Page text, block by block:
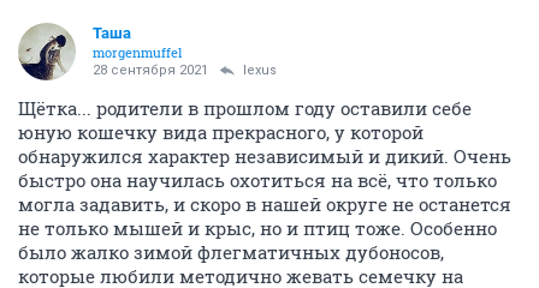
Таша
morgenmuffel
28 сентября 2021 lexus
Щётка... родители в прошлом году оставили себе
юную кошечку вида прекрасного, у которой
обнаружился характер независимый и дикий. Очень
быстро она научилась охотиться на всё, что только
могла задавить, и скоро в нашей округе не останется
не только мышей и крыс, но и птиц тоже. Особенно
было жалко зимой флегматичных дубоносов,
которые любили методично жевать семечку на